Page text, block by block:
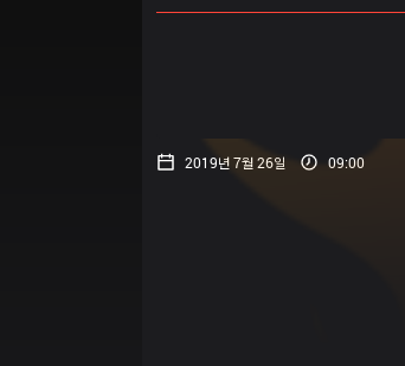
2019년 7월 26일 09:00